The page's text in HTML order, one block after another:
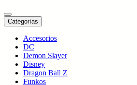
Categorías
Accesorios
DC
Demon Slayer
Disney
Dragon Ball Z
Funkos